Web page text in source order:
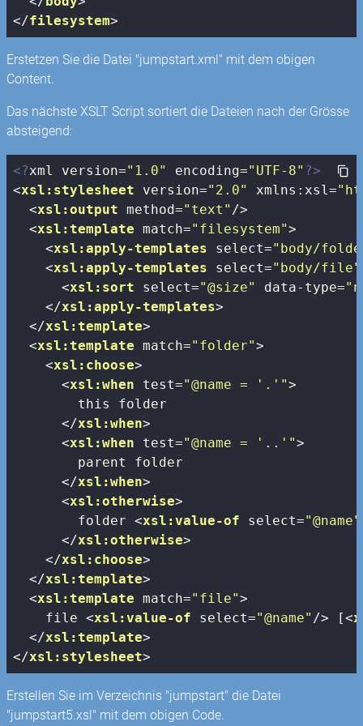
</filesystem>
Erstetzen Sie die Datei "jumpstart.xml" mit dem obigen
Content.
Das nächste XSLT Script sortiert die Dateien nach der Grösse
absteigend:
<?xml version="1.0" encoding="UTF-8" ?>
<xsl:stylesheet version="2.0" xmlns:xsl=
<xsl:output method="text" />
<xsl:template match="filesystem">
<xsl:apply-templates select="body/
<xsl:apply-templates select="body/file"
<xsl:sort select="@size" data-type=
</xsl:apply-templates>
</xsl:template>
<xsl:template match="folder">
<xsl:choose>
<xsl:when test="@name = '.'">
        this folder
</xsl:when>
<xsl:when test="@name = '..'">
        parent folder
</xsl:when>
<xsl:otherwise>
        folder
<xsl:value-of select="@name"
</xsl:otherwise>
</xsl:choose>
</xsl:template>
<xsl:template match="file">
    file
<xsl:value-of select="@name" /> [<
</xsl:template>
</xsl:stylesheet>
Erstellen Sie im Verzeichnis "jumpstart" die Datei
"jumpstart5.xsl" mit dem obigen Code.